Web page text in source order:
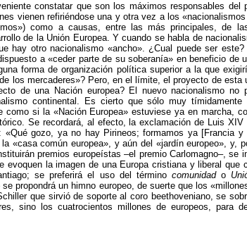
constatar que son los máximos responsables del
vienen refiriéndose una y otra vez a los
como a causas, entre las más principales, de
de la Unión Europea. Y cuando se habla de
hay otro nacionalismo «ancho». ¿Cual puede ser
a «ceder parte de su soberanía» en beneficio de
forma de organización política superior a la que
los mercaderes»? Pero, en el límite, el proyecto de esta
de una Nación europea? El nuevo nacionalismo no
continental. Es cierto que sólo muy
como si la «Nación Europea» estuviese ya en marcha,
Se recordará, al efecto, la exclamación de Luis
«Qué gozo, ya no hay Pirineos; formamos ya [Francia y
«casa común europea», y aún del «jardín europeo», y,
premios europeístas –el premio Carlomagno–, se
evoquen la imagen de una Europa cristiana y liberal que
se preferirá el uso del término comunidado
propondrá un himno europeo, de suerte que los
que sirvió de soporte al coro beethoveniano, se
sino los cuatrocientos millones de europeos, para